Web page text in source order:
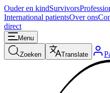
Ouder en kindSurvivors
International patientsOver ons
direct
Menu
Zoeken Translate